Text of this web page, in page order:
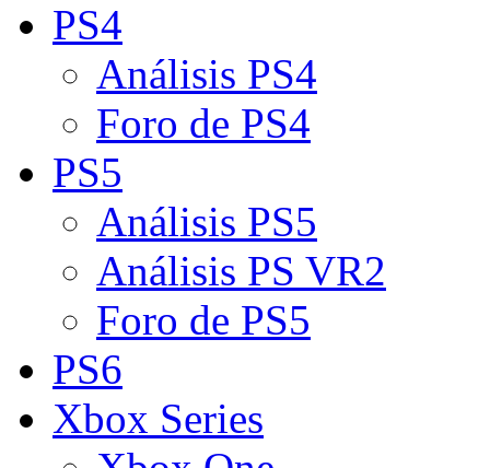
PS4
Análisis PS4
Foro de PS4
PS5
Análisis PS5
Análisis PS VR2
Foro de PS5
PS6
Xbox Series